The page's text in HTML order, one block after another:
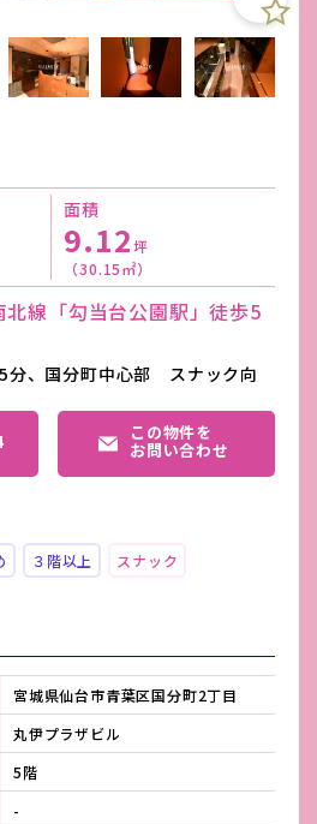
面積
9.12坪
（30.15㎡）
線「勾当台公園駅」徒歩5
5分、国分町中心部 スナック向
この物件を
お問い合わせ
３階以上 スナック
宮城県仙台市青葉区国分町2丁目
丸伊プラザビル
5階
-